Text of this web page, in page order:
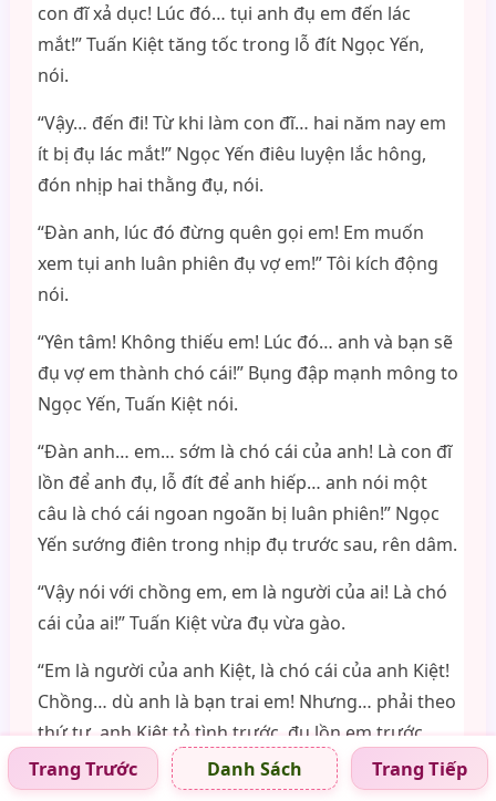
con đĩ xả dục! Lúc đó… tụi anh đụ em đến lác
mắt!” Tuấn Kiệt tăng tốc trong lỗ đít Ngọc Yến,
nói.
“Vậy… đến đi! Từ khi làm con đĩ… hai năm nay em
ít bị đụ lác mắt!” Ngọc Yến điêu luyện lắc hông,
đón nhịp hai thằng đụ, nói.
“Đàn anh, lúc đó đừng quên gọi em! Em muốn
xem tụi anh luân phiên đụ vợ em!” Tôi kích động
nói.
“Yên tâm! Không thiếu em! Lúc đó… anh và bạn sẽ
đụ vợ em thành chó cái!” Bụng đập mạnh mông to
Ngọc Yến, Tuấn Kiệt nói.
“Đàn anh… em… sớm là chó cái của anh! Là con đĩ
lồn để anh đụ, lỗ đít để anh hiếp… anh nói một
câu là chó cái ngoan ngoãn bị luân phiên!” Ngọc
Yến sướng điên trong nhịp đụ trước sau, rên dâm.
“Vậy nói với chồng em, em là người của ai! Là chó
cái của ai!” Tuấn Kiệt vừa đụ vừa gào.
“Em là người của anh Kiệt, là chó cái của anh Kiệt!
Chồng… dù anh là bạn trai em! Nhưng… phải theo
thứ tự, anh Kiệt tỏ tình trước, đụ lồn em trước,
dẫn người luân đụ em trước! Nên… sau này em
nghe lời anh Kiệt lắm! Dù bỏ anh để đụ nhau với
Trang Trước Danh Sách Trang Tiếp